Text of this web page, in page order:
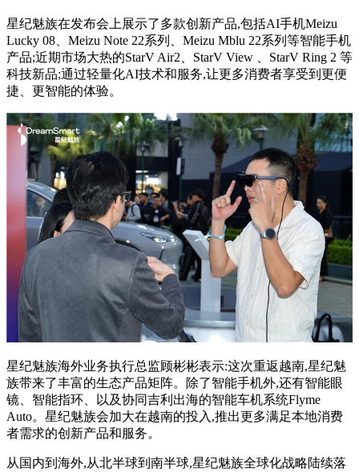
星纪魅族在发布会上展示了多款创新产品,包括AI手机Meizu
Lucky 08、Meizu Note 22系列、Meizu Mblu 22系列等智能手机
产品;近期市场大热的StarV Air2、StarV View 、StarV Ring 2 等
科技新品;通过轻量化AI技术和服务,让更多消费者享受到更便
捷、更智能的体验。
星纪魅族海外业务执行总监顾彬彬表示:这次重返越南,星纪魅
族带来了丰富的生态产品矩阵。除了智能手机外,还有智能眼
镜、智能指环、以及协同吉利出海的智能车机系统Flyme
Auto。星纪魅族会加大在越南的投入,推出更多满足本地消费
者需求的创新产品和服务。
从国内到海外,从北半球到南半球,星纪魅族全球化战略陆续落